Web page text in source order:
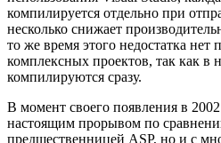
компилируется отдельно при
несколько снижает
то же время этого недостатка нет
комплексных проектов, так как в
компилируются сразу.
В момент своего появления в
настоящим прорывом по
предшественницей ASP, но и с